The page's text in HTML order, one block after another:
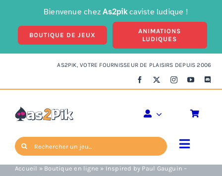
Bienvenue chezAs2pikcaviste ludique !
BOUTIQUE DE JEUX
ANIMATIONS
LUDIQUES
AS2PIK, VOTRE FOURNISSEUR DE PLAISIRS DEPUIS 2006
Toggle
Rechercher:
Gauguin – Polynesie
Accueil » Boutique en ligne » Inspired by Paul Gauguin –